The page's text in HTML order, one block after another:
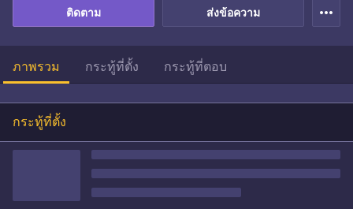
ส่งข้อความ
ติดตาม more_horiz
ภาพรวม กระทู้ที่ตั้ง กระทู้ที่ตอบ
กระทู้ที่ตั้ง